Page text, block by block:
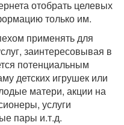
отобрать целевых
только им.
применять для
заинтересовывая в
потенциальным
детских игрушек или
матери, акции на
услуги
пары и.т.д.